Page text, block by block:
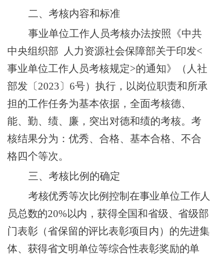
二、考核内容和标准
事业单位工作人员考核办法按照《中共
中央组织部
人力资源社会保障部关于印发<
事业单位工作人员考核规定>的通知》（ 人社
部发 〔2023〕 6号）执行， 以岗位职责和所承
担的工作任务为基本依据，全面考核德、
能、勤、绩、廉，突出对德和绩的考核。 考
核结果分为：优秀、合格、基本合格、不合
格四个等次。
三、考核比例的确定
考核优秀等次比例控制在事业单位工作人
员总数的20%以内，获得全国和省级、省级部
门表彰（省保留的评比表彰项目内）的先进集
体、获得省文明单位等综合性表彰奖励的单